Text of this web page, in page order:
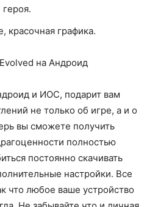
красочная графика.
и ИОС, подарит вам
не только об игре, а и о
вы сможете получить
полностью
постоянно скачивать
настройки. Все
что любое ваше устройство